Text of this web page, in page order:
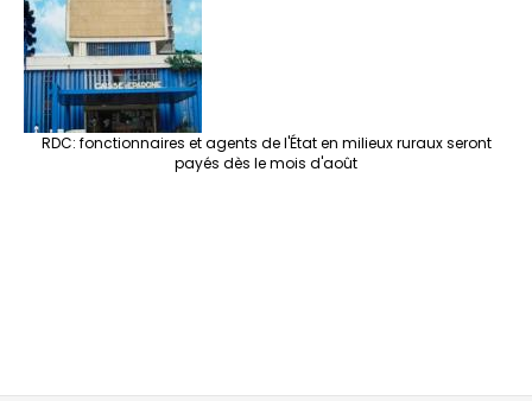
RDC: fonctionnaires et agents de l'État en milieux ruraux seront
payés dès le mois d'août